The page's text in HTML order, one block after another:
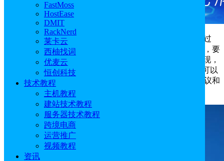
FastMoss
HostEase
DMIT
RackNerd
莱卡云
西柚找词
优麦云
恒创科技
技术教程
主机教程
建站技术教程
服务器技术教程
跨境电商
运营推广
视频教程
资讯
域名解析是指通过DNS服务器将域名转换成IP地址的过
程。域名是为了方便记忆而专门建立的一套地址转换系统，要
访问一台的服务器的互联网，最终还必须通过IP地址来实现，
域名和IP地址相互对应。
通过将域名解析为IP地址，用户可以
轻松访问到对应的网站或服务，而无需关心复杂的网络协议和
IP地址细节。